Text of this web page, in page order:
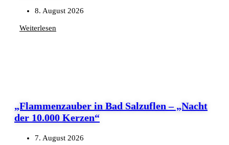
8. August 2026
Weiterlesen
„Flammenzauber in Bad Salzuflen – „Nacht
der 10.000 Kerzen“
7. August 2026